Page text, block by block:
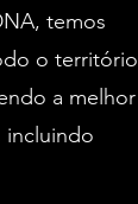
temos
o território
a melhor
incluindo